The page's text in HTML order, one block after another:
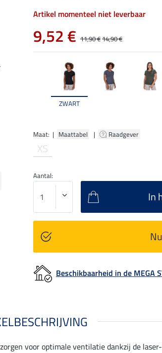
ZWART
Maat: | Maattabel | Raadgever
XS
Artikel momenteel niet leverbaar
9,52 € 11,90 €14,90 €
Aantal:
In
Beschikbaarheid in de MEGA
voor optimale ventilatie dankzij de